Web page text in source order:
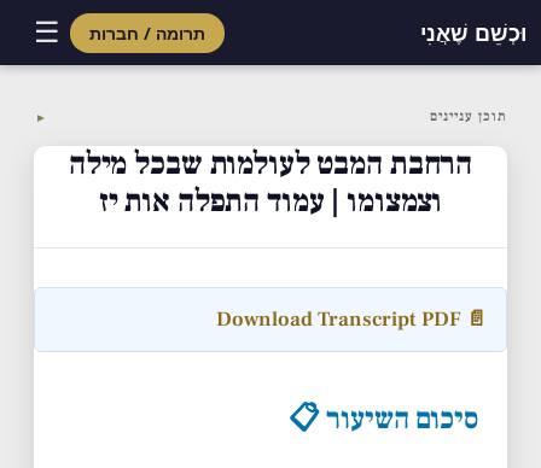
וּכְשֵׁם שֶׁאֲנִי תרומה / חברות ☰
content
תוכן עניינים ▼
הרחבת המבט לעולמות שבכל מילה
וצמצומו | עמוד התפלה אות יז
📄 Download Transcript PDF
סיכום השיעור 📋